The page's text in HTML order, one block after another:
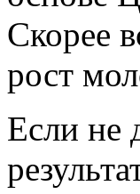
Скорее
рост
Если не